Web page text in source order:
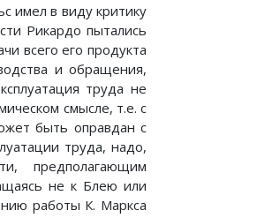
имел в виду критику
Рикардо пытались
всего его продукта
и обращения,
труда не
смысле, т.е. с
быть оправдан с
труда, надо,
предполагающим
не к Блею или
работы К. Маркса